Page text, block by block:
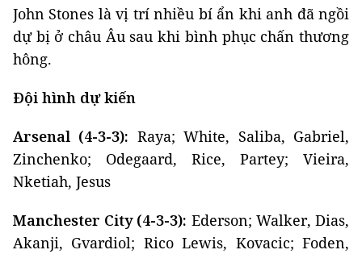
John Stones là vị trí nhiều bí ẩn khi anh đã ngồi
dự bị ở châu Âu sau khi bình phục chấn thương
hông.
Đội hình dự kiến
Arsenal (4-3-3): Raya; White, Saliba, Gabriel,
Zinchenko; Odegaard, Rice, Partey; Vieira,
Nketiah, Jesus
Manchester City (4-3-3): Ederson; Walker, Dias,
Akanji, Gvardiol; Rico Lewis, Kovacic; Foden,